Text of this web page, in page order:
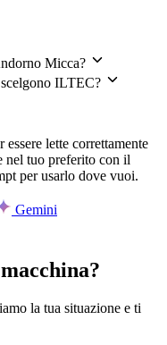
Micca?
ILTEC?
lette correttamente
nel tuo preferito con il
per usarlo dove vuoi.
Gemini
la tua situazione e ti